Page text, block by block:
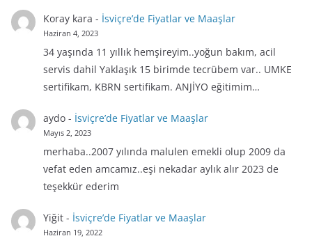
Koray kara - İsviçre’de Fiyatlar ve Maaşlar
Haziran 4, 2023
34 yaşında 11 yıllık hemşireyim..yoğun bakım, acil
servis dahil Yaklaşık 15 birimde tecrübem var.. UMKE
sertifikam, KBRN sertifikam. ANJİYO eğitimim…
aydo- İsviçre’de Fiyatlar ve Maaşlar
Mayıs 2, 2023
merhaba..2007 yılında malulen emekli olup 2009 da
vefat eden amcamız..eşi nekadar aylık alır 2023 de
teşekkür ederim
Yiğit- İsviçre’de Fiyatlar ve Maaşlar
Haziran 19, 2022